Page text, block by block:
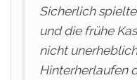
Sicherlich
und die frühe
nicht
Hinterherlaufen